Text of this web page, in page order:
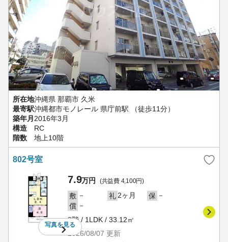
所在地沖縄県 那覇市 久米
最寄駅沖縄都市モノレール 県庁前駅 （徒歩11分）
築年月 2016年3月
構造
RC
階数
地上10階
802号室
写真を見る
7.9万円 (共益費 4,100円)
敷 － 礼 2ヶ月 保 －
償 －
8階 / 1LDK / 33.12㎡
2026/08/07 更新